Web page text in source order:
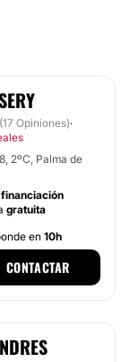
(17 Opiniones)·
2ºC, Palma de
financiación
gratuita
en 10h
CONTACTAR